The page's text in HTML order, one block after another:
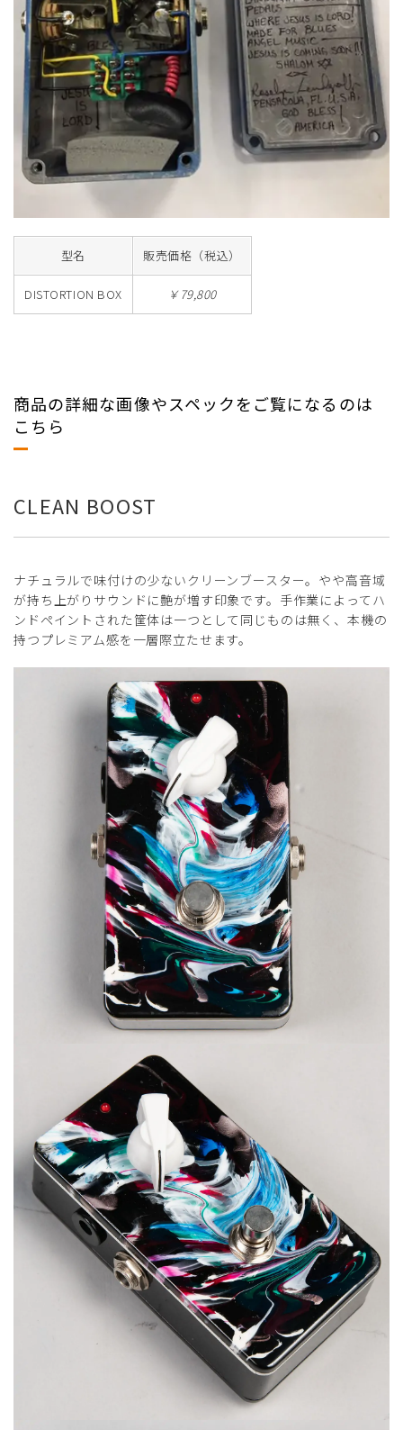
型名 販売価格（税込）
DISTORTION BOX ￥79,800
商品の詳細な画像やスペックをご覧になるのは
こちら
CLEAN BOOST
ナチュラルで味付けの少ないクリーンブースター。やや高音域
が持ち上がりサウンドに艶が増す印象です。手作業によってハ
ンドペイントされた筐体は一つとして同じものは無く、本機の
持つプレミアム感を一層際立たせます。